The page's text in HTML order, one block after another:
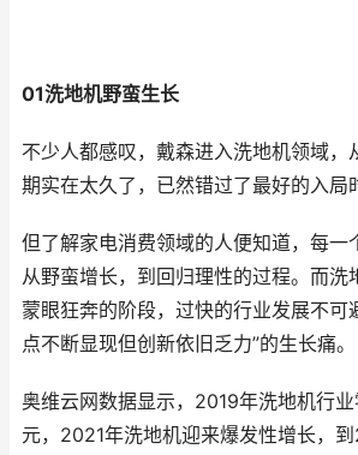
01洗地机野蛮生长
不少人都感叹，戴森进入洗地机领域，
期实在太久了，已然错过了最好的入局
但了解家电消费领域的人便知道，每一
从野蛮增长，到回归理性的过程。而洗
蒙眼狂奔的阶段，过快的行业发展不可
点不断显现但创新依旧乏力”的生长痛。
奥维云网数据显示，2019年洗地机行
元，2021年洗地机迎来爆发性增长，